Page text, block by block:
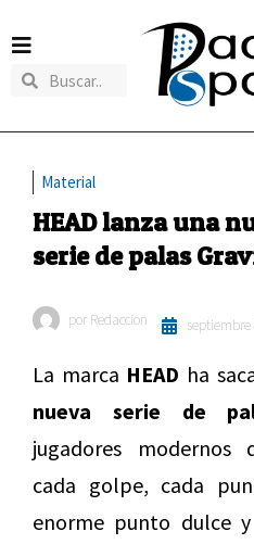
Material
HEAD lanza una
serie de palas
por Redaccion septiembre
La marca HEAD ha
nueva serie de
jugadores modernos
cada golpe, cada
enorme punto dulce